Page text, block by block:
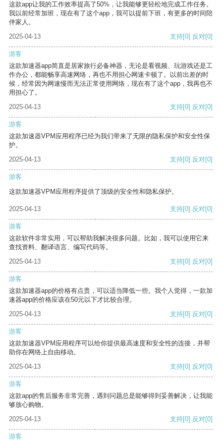
这款app让我的工作效率提高了50%，让我能够更轻松地完成工作任务。
我以前经常加班，现在有了这个app，我可以提前下班，有更多的时间陪
伴家人。
2025-04-13
支持[0] 反对[0]
游客
这款加速器app简直是居家旅行必备神器，无论是看视频、玩游戏还是工
作办公，都能畅享高速网络，再也不用担心网速卡顿了。以前出差的时
候，经常因为网速慢而无法正常使用网络，现在有了这个app，我再也不
用担心了。
2025-04-13
支持[0] 反对[0]
游客
这款加速器VPM应用程序已经为我们带来了无限的隐私保护和安全性保
护。
2025-04-13
支持[0] 反对[0]
游客
这款加速器VPM应用程序提供了顶级的安全性和隐私保护。
2025-04-13 支持[0] 反对[0]
游客
这款软件非常实用，可以帮助我解决很多问题。比如，我可以使用它来
查找资料、翻译语言、编写代码等。
2025-04-13
支持[0] 反对[0]
游客
这款加速器app的价格有点贵，可以适当降低一些。我个人觉得，一款加
速器app的价格应该在50元以下才比较合理。
2025-04-13
支持[0] 反对[0]
游客
这款加速器VPM应用程序可以给你提供最高速度和安全性的连接，并帮
助你在网络上自由移动。
2025-04-13
支持[0] 反对[0]
游客
这款app的售后服务非常完善，遇到问题总是能够得到妥善解决，让我能
够放心购物。
2025-04-13
支持[0] 反对[0]
游客